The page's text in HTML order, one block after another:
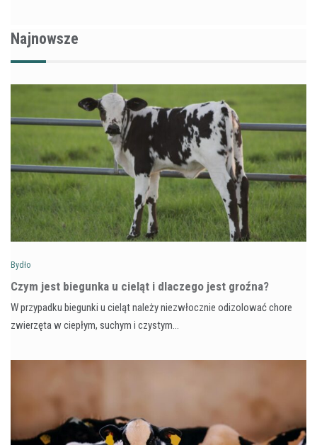
Najnowsze
Bydło
Czym jest biegunka u cieląt i dlaczego jest groźna?
W przypadku biegunki u cieląt należy niezwłocznie odizolować chore
zwierzęta w ciepłym, suchym i czystym…